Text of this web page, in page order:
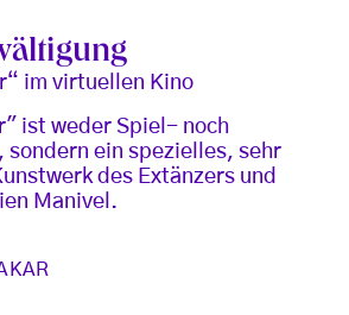
im virtuellen Kino
ist weder Spiel- noch
sondern ein spezielles, sehr
des Extänzers und
Manivel.